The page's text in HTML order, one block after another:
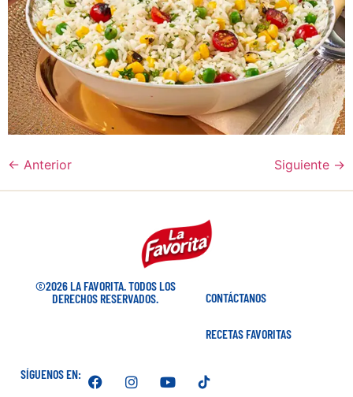
← Anterior Siguiente →
©2026 LA FAVORITA. TODOS LOS
DERECHOS RESERVADOS.
CONTÁCTANOS
RECETAS FAVORITAS
SÍGUENOS EN: